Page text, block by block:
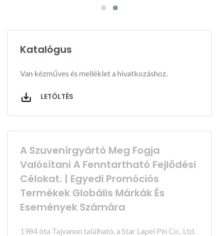
Katalógus
Van kézműves és melléklet a hivatkozáshoz.
LETÖLTÉS
A Szuvenírgyártó Meg Fogja
Valósítani A Fenntartható Fejlődési
Célokat. | Egyedi Promóciós
Termékek Globális Márkák És
Események Számára
1984 óta Tajvanon található, a Star Lapel Pin Co., Ltd.